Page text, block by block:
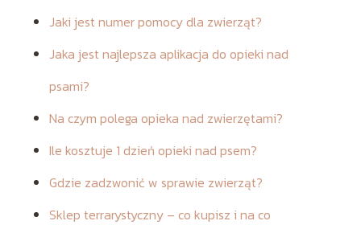
Jaki jest numer pomocy dla zwierząt?
Jaka jest najlepsza aplikacja do opieki nad
psami?
Na czym polega opieka nad zwierzętami?
Ile kosztuje 1 dzień opieki nad psem?
Gdzie zadzwonić w sprawie zwierząt?
Sklep terrarystyczny – co kupisz i na co